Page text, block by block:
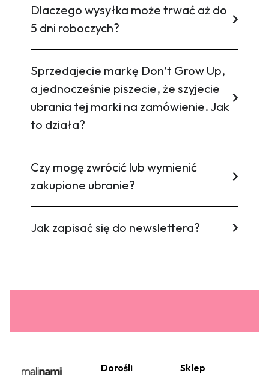
Dlaczego wysyłka może trwać aż do
5 dni roboczych?
Sprzedajecie markę Don’t Grow Up,
a jednocześnie piszecie, że szyjecie
ubrania tej marki na zamówienie. Jak
to działa?
Czy mogę zwrócić lub wymienić
zakupione ubranie?
Jak zapisać się do newslettera?
Dorośli Sklep